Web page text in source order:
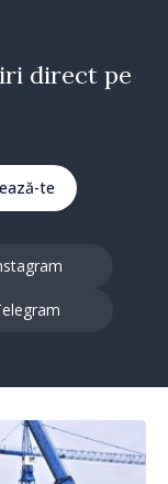
direct pe
te